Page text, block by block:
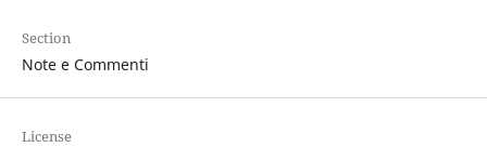
Section
Note e Commenti
License